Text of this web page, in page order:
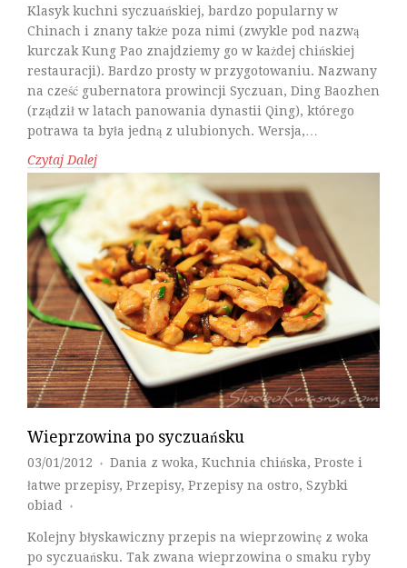
Klasyk kuchni syczuańskiej, bardzo popularny w
Chinach i znany także poza nimi (zwykle pod nazwą
kurczak Kung Pao znajdziemy go w każdej chińskiej
restauracji). Bardzo prosty w przygotowaniu. Nazwany
na cześć gubernatora prowincji Syczuan, Ding Baozhen
(rządził w latach panowania dynastii Qing), którego
potrawa ta była jedną z ulubionych. Wersja,…
Czytaj Dalej
Wieprzowina po syczuańsku
03/01/2012 ♦ Dania z woka, Kuchnia chińska, Proste i
łatwe przepisy, Przepisy, Przepisy na ostro, Szybki
obiad
♦
Kolejny błyskawiczny przepis na wieprzowinę z woka
po syczuańsku. Tak zwana wieprzowina o smaku ryby